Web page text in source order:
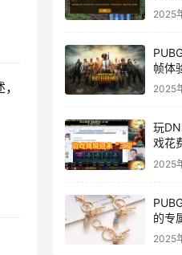
游最
2025
帧体
版
2025
玩
戏花
2025
的专
戏内
2025